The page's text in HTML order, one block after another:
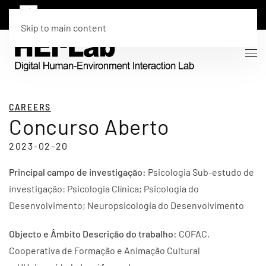
Skip to main content
CAREERS
Concurso Aberto
2023-02-20
Principal campo de investigação: Psicologia Sub-estudo de
investigação: Psicologia Clínica; Psicologia do
Desenvolvimento; Neuropsicologia do Desenvolvimento
Objecto e Âmbito Descrição do trabalho: COFAC,
Cooperativa de Formação e Animação Cultural